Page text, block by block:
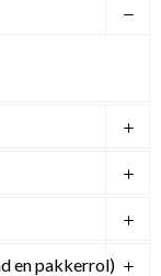
en pakkerrol)